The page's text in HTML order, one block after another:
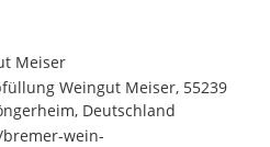
Meiser
Weingut Meiser, 55239
Deutschland
wein-